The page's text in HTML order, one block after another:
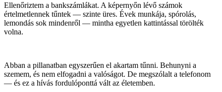
Ellenőriztem a bankszámlákat. A képernyőn lévő számok
értelmetlennek tűntek — szinte üres. Évek munkája, spórolás,
lemondás sok mindenről — mintha egyetlen kattintással törölték
volna.
Abban a pillanatban egyszerűen el akartam tűnni. Behunyni a
szemem, és nem elfogadni a valóságot. De megszólalt a telefonom
— és ez a hívás fordulóponttá vált az életemben.